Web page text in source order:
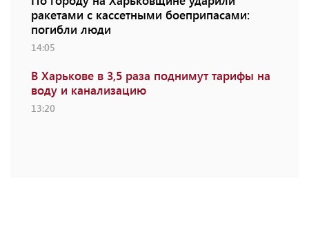
ракетами с кассетными боеприпасами:
погибли люди
14:05
В Харькове в 3,5 раза поднимут тарифы на
воду и канализацию
13:20